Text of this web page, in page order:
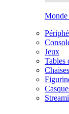
Monde
Jeux
Tables